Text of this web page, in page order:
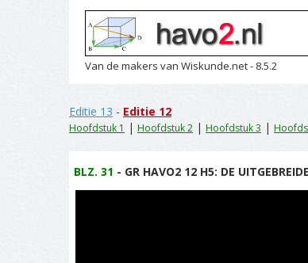
Van de makers van Wiskunde.net - 8.5.2
Editie 13 - Editie 12
Hoofdstuk 1 | Hoofdstuk 2 | Hoofdstuk 3 |
BLZ. 31 - GR HAVO2 12 H5: DE